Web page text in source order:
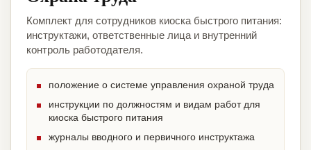
Комплект для сотрудников киоска быстрого питания:
инструктажи, ответственные лица и внутренний
контроль работодателя.
положение о системе управления охраной труда
инструкции по должностям и видам работ для
киоска быстрого питания
журналы вводного и первичного инструктажа